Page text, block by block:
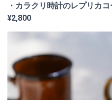
・カラクリ時計のレプリカ
¥2,800